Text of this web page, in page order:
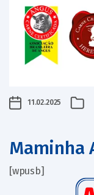
11.02.2025
Maminha
[wpusb]